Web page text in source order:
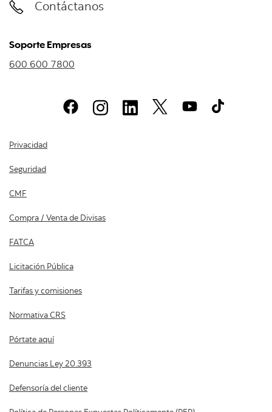
Contáctanos
Soporte Empresas
600 600 7800
Privacidad
Seguridad
CMF
Compra / Venta de Divisas
FATCA
Licitación Pública
Tarifas y comisiones
Normativa CRS
Pórtate aquí
Denuncias Ley 20.393
Defensoría del cliente